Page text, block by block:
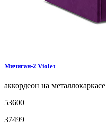
Мичиган-2 Violet
аккордеон на металлокаркасе
53600
37499